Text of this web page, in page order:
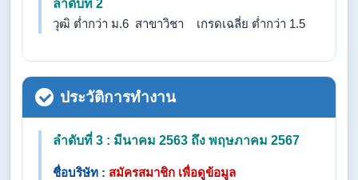
ลำดับที่ 2
วุฒิ ต่ำกว่า ม.6 สาขาวิชา เกรดเฉลี่ย ต่ำกว่า 1.5
ประวัติการทำงาน
ลำดับที่ 3 : มีนาคม 2563 ถึง พฤษภาคม 2567
ชื่อบริษัท : สมัครสมาชิก เพื่อดูข้อมูล